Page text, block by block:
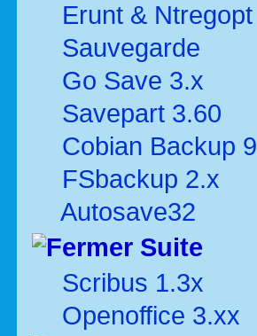
Erunt & Ntregopt
Sauvegarde
Go Save 3.x
Savepart 3.60
Cobian Backup 9
FSbackup 2.x
Autosave32
Suite
Scribus 1.3x
Openoffice 3.xx